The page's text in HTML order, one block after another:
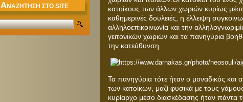
κατοίκους των άλλων χωριών κυρίως
καθημερινές δουλειές, η έλλειψη
αλληλοεπικοινωνία και την
γειτονικών χωριών και τα πανηγύρια
την κατεύθυνση.
Τα πανηγύρια τότε ήταν ο μοναδικός και
των κατοίκων, μαζί φυσικά με τους
κυρίαρχο μέσο διασκέδασης ήταν πάντα
ΑΝΑΖΉΤΗΣΗ ΣΤΟ SITE